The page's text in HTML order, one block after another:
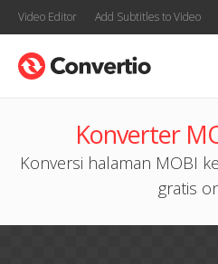
Video Editor Add Subtitles to Video
Konverter
Konversi halaman MOBI
gratis